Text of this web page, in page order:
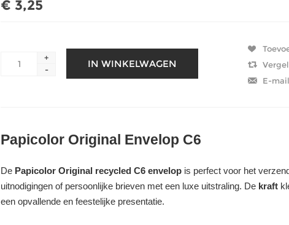
€ 3,25
+
-
Papicolor Original Envelop C6
De Papicolor Original recycled C6 envelop is perfect voor het
uitnodigingen of persoonlijke brieven met een luxe uitstraling. De kraft
een opvallende en feestelijke presentatie.